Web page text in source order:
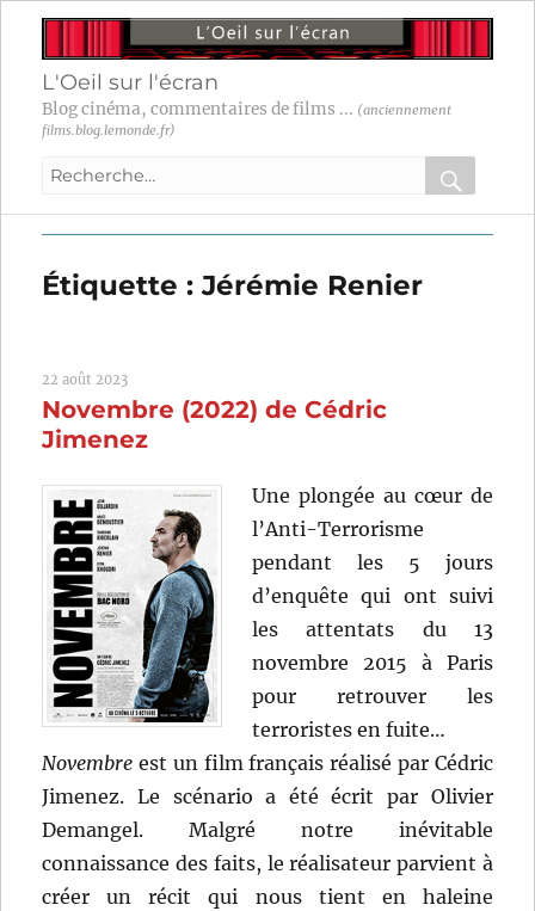
L'Oeil sur l'écran
Blog cinéma, commentaires de films ... (anciennement
films.blog.lemonde.fr)
Recherche
:
OK
Étiquette :Jérémie Renier
22 août 2023
Novembre (2022) de Cédric
Jimenez
Une plongée au cœur de
l’Anti-Terrorisme
pendant les 5 jours
d’enquête qui ont suivi
les attentats du 13
novembre 2015 à Paris
pour retrouver les
terroristes en fuite…
Novembre est un film français réalisé par Cédric
Jimenez. Le scénario a été écrit par Olivier
Demangel. Malgré notre inévitable
connaissance des faits, le réalisateur parvient à
créer un récit qui nous tient en haleine